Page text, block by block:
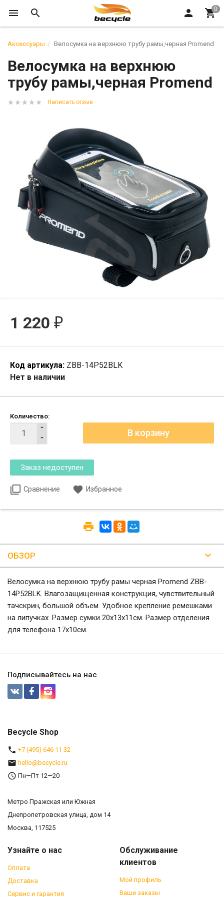
Аксессуары Велосумка на верхнюю трубу рамы,черная Promend
Велосумка на верхнюю
трубу рамы,черная Promend
Написать отзыв
1 220 ₽
Код артикула: ZBB-14P52BLK
Нет в наличии
Количество:
Сравнение Избранное
ОБЗОР
Велосумка на верхнюю трубу рамы черная Promend ZBB-
14P52BLK. Влагозащищенная конструкция, чувствительный
тачскрин, большой объем. Удобное крепление ремешками
на липучках. Размер сумки 20х13х11см. Размер отделения
для телефона 17х10см.
Подписывайтесь на нас
Becycle Shop
+7 (495) 646 11 32
hello@becycle.ru
Пн—Пт 12—20
Метро Пражская или Южная
Днепропетровская улица, дом 14
Москва, 117525
Узнайте о нас
Оплата
Доставка
Сервис и гарантия
Обслуживание
клиентов
Мой профиль
Ваши заказы